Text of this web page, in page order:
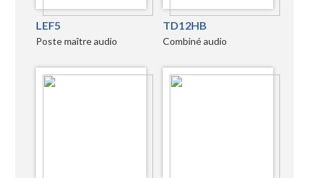
LEF5
Poste maître audio
TD12HB
Combiné audio